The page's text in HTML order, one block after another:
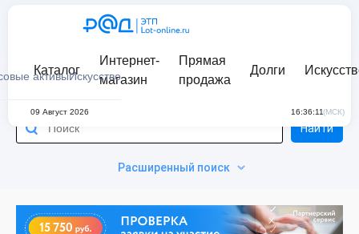
активыИскусство
Каталог
Интернет-
магазин
Прямая
продажа
Долги
09 Август 2026 16:36:11(МСК)
Расширенный поиск
Найти